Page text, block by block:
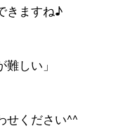
きますね♪
しい」
せください^^